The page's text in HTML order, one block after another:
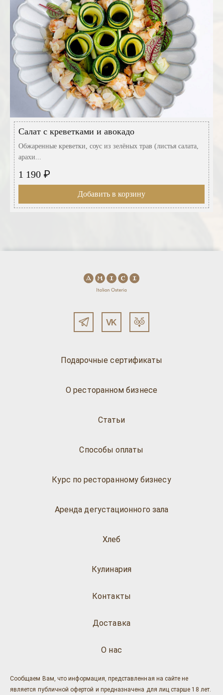
Салат с креветками и авокадо
Обжаренные креветки, соус из зелёных трав (листья салата,
арахи...
1 190 ₽
Добавить в корзину
Подарочные сертификаты
О ресторанном бизнесе
Статьи
Способы оплаты
Курс по ресторанному бизнесу
Аренда дегустационного зала
Хлеб
Кулинария
О нас
Доставка
Контакты
Сообщаем Вам, что информация, представленная на сайте не
является публичной офертой и предназначена для лиц старше 18 лет.